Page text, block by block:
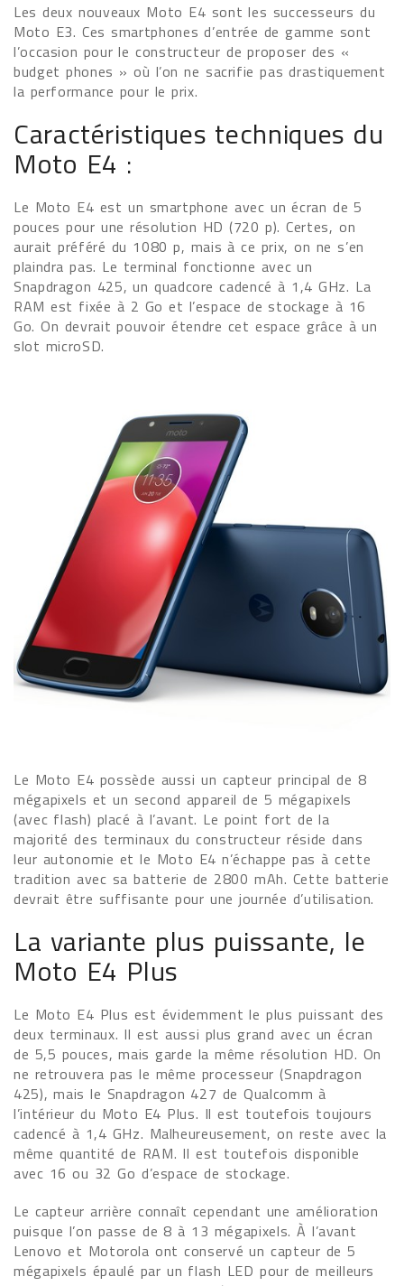
Les deux nouveaux Moto E4 sont les successeurs du
Moto E3. Ces smartphones d’entrée de gamme sont
l’occasion pour le constructeur de proposer des «
budget phones » où l’on ne sacrifie pas drastiquement
la performance pour le prix.
Caractéristiques techniques du
Moto E4 :
Le Moto E4 est un smartphone avec un écran de 5
pouces pour une résolution HD (720 p). Certes, on
aurait préféré du 1080 p, mais à ce prix, on ne s’en
plaindra pas. Le terminal fonctionne avec un
Snapdragon 425, un quadcore cadencé à 1,4 GHz. La
RAM est fixée à 2 Go et l’espace de stockage à 16
Go. On devrait pouvoir étendre cet espace grâce à un
slot microSD.
Le Moto E4 possède aussi un capteur principal de 8
mégapixels et un second appareil de 5 mégapixels
(avec flash) placé à l’avant. Le point fort de la
majorité des terminaux du constructeur réside dans
leur autonomie et le Moto E4 n’échappe pas à cette
tradition avec sa batterie de 2800 mAh. Cette batterie
devrait être suffisante pour une journée d’utilisation.
La variante plus puissante, le
Moto E4 Plus
Le Moto E4 Plus est évidemment le plus puissant des
deux terminaux. Il est aussi plus grand avec un écran
de 5,5 pouces, mais garde la même résolution HD. On
ne retrouvera pas le même processeur (Snapdragon
425), mais le Snapdragon 427 de Qualcomm à
l’intérieur du Moto E4 Plus. Il est toutefois toujours
cadencé à 1,4 GHz. Malheureusement, on reste avec la
même quantité de RAM. Il est toutefois disponible
avec 16 ou 32 Go d’espace de stockage.
Le capteur arrière connaît cependant une amélioration
puisque l’on passe de 8 à 13 mégapixels. À l’avant
Lenovo et Motorola ont conservé un capteur de 5
mégapixels épaulé par un flash LED pour de meilleurs